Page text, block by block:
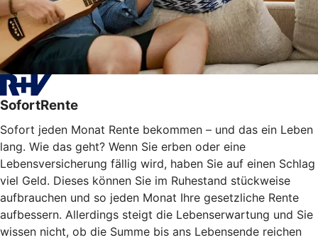
SofortRente
Sofort jeden Monat Rente bekommen – und das ein Leben
lang. Wie das geht? Wenn Sie erben oder eine
Lebensversicherung fällig wird, haben Sie auf einen Schlag
viel Geld. Dieses können Sie im Ruhestand stückweise
aufbrauchen und so jeden Monat Ihre gesetzliche Rente
aufbessern. Allerdings steigt die Lebenserwartung und Sie
wissen nicht, ob die Summe bis ans Lebensende reichen